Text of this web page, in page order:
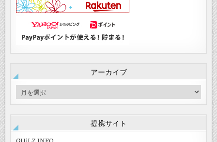
アーカイブ
ー
ブ
提携サイト